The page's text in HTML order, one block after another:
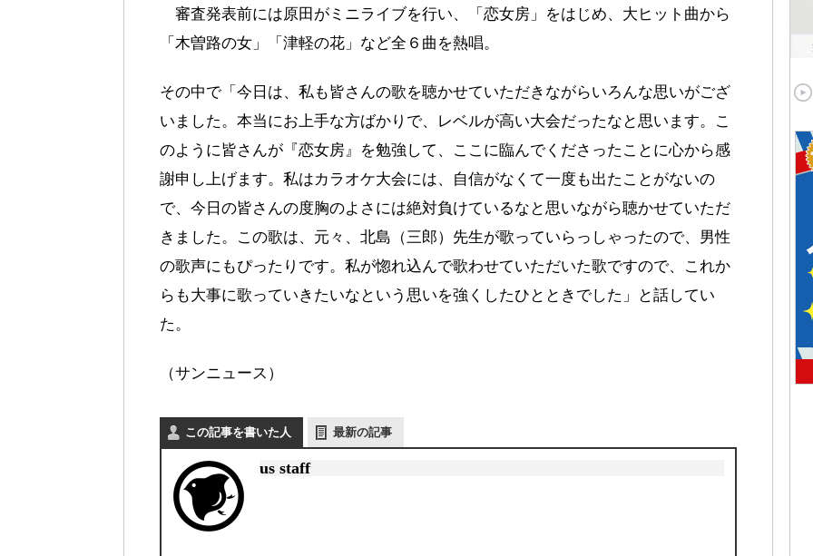
審査発表前には原田がミニライブを行い、「恋女房」をはじめ、大ヒット曲から
「木曽路の女」「津軽の花」など全６曲を熱唱。
その中で「今日は、私も皆さんの歌を聴かせていただきながらいろんな思いがござ
いました。本当にお上手な方ばかりで、レベルが高い大会だったなと思います。こ
のように皆さんが『恋女房』を勉強して、ここに臨んでくださったことに心から感
謝申し上げます。私はカラオケ大会には、自信がなくて一度も出たことがないの
で、今日の皆さんの度胸のよさには絶対負けているなと思いながら聴かせていただ
きました。この歌は、元々、北島（三郎）先生が歌っていらっしゃったので、男性
の歌声にもぴったりです。私が惚れ込んで歌わせていただいた歌ですので、これか
らも大事に歌っていきたいなという思いを強くしたひとときでした」と話してい
た。
（サンニュース）
この記事を書いた人 最新の記事
us staff